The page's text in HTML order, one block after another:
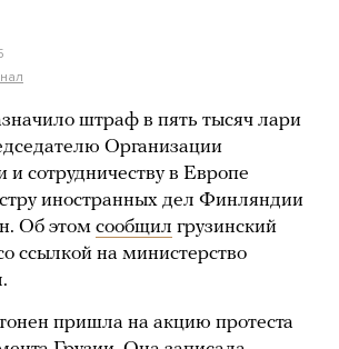
штраф в пять тысяч лари
Организации
и сотрудничеству в Европе
иностранных дел Финляндии
Об этом сообщил грузинский
ссылкой на министерство
пришла на акцию протеста